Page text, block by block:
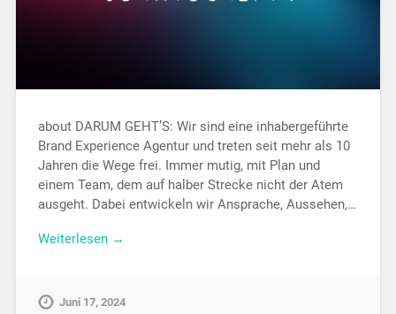
about DARUM GEHT’S: Wir sind eine inhabergeführte
Brand Experience Agentur und treten seit mehr als 10
Jahren die Wege frei. Immer mutig, mit Plan und
einem Team, dem auf halber Strecke nicht der Atem
ausgeht. Dabei entwickeln wir Ansprache, Aussehen,…
Weiterlesen →
Juni 17, 2024